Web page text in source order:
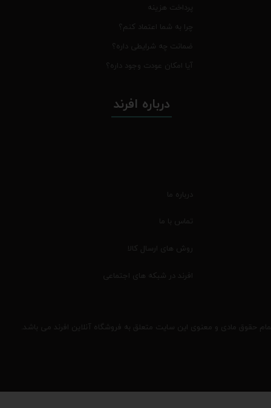
پرداخت هزینه
چرا به شما اعتماد کنم؟
ضمانت چه شرایطی داره؟
آیا امکان عودت وجود داره؟
حقوق مادی و معنوی این سایت متعلق به فروشگاه آنلاین افرند می باشد.
درباره افرند
درباره ما
تماس با ما
روش های ارسال کالا
افرند در شبکه های اجتماعی